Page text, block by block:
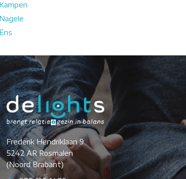
Kampen
Nagele
Ens
Frederik Hendriklaan 9
5242 AR Rosmalen
(Noord Brabant)